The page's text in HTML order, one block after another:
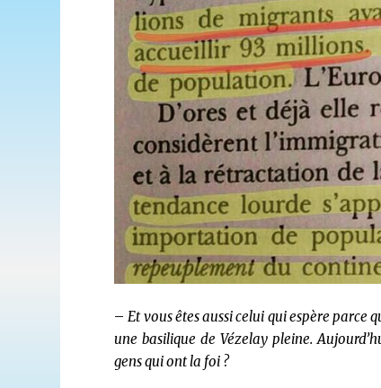
–Et vous êtes aussi celui qui espère parce
une basilique de Vézelay pleine.
gens qui ont la foi ?